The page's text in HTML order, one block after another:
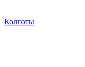
Колготы